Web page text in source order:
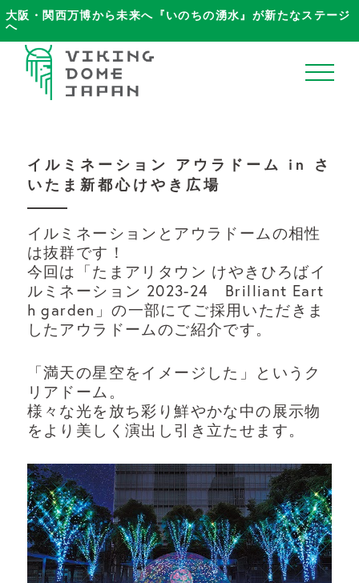
大阪・関西万博から未来へ『いのちの湧水』が新たなステージ
へ
イルミネーション アウラドーム in さ
いたま新都心けやき広場
イルミネーションとアウラドームの相性
は抜群です！
今回は「たまアリタウン けやきひろばイ
ルミネーション 2023-24 Brilliant Eart
h garden」の一部にてご採用いただきま
したアウラドームのご紹介です。
「満天の星空をイメージした」というク
リアドーム。
様々な光を放ち彩り鮮やかな中の展示物
をより美しく演出し引き立たせます。
ホーム
ブログ
商品ラインナップ
納品事例
YouTube
よくある質問
会社概要
お問い合わせ
プライバシーポリシー